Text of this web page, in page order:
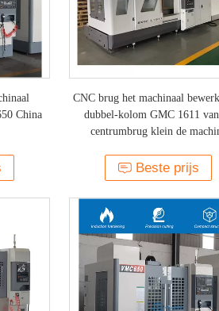
China
CNC brug het machinaal
dubbel-kolom GMC 1611
centrumbrug klein de
brugmalen
Beste prijs